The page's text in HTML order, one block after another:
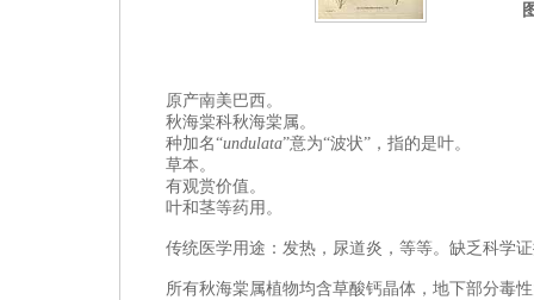
原产南美巴西。
秋海棠科秋海棠属。
种加名“undulata”意为“波状”，指的是叶。
草本。
有观赏价值。
叶和茎等药用。
传统医学用途： 发热，尿道炎， 等等。缺乏科学
所有秋海棠属植物均含草酸钙晶体，地下部分毒